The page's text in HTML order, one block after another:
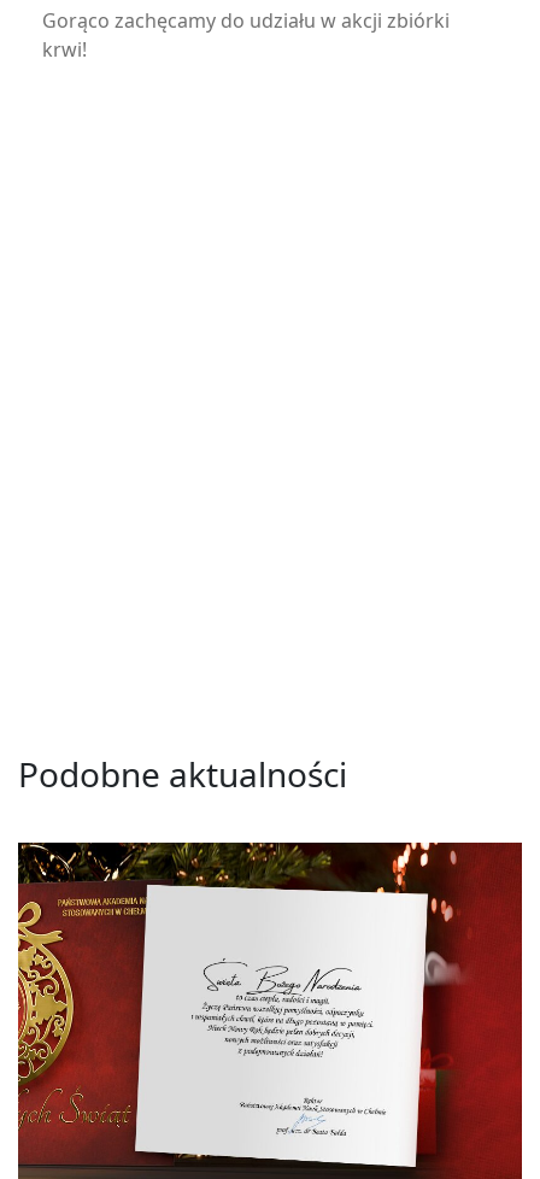
Gorąco zachęcamy do udziału w akcji zbiórki
krwi!
Podobne aktualności